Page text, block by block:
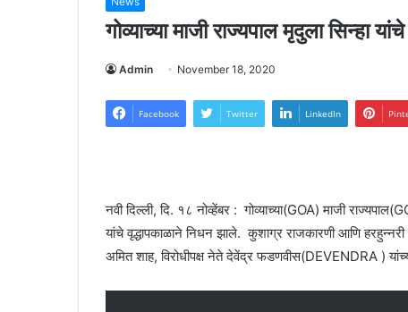
गोव्याच्या माजी राज्यपाल मृदुला सिन्हा
Admin November 18, 2020
Facebook Twitter LinkedIn
नवी दिल्ली, दि. १८ नोव्हेंबर : गोव्याच्या(GOA) माजी
यांचे वृद्धापकाळाने निधन झाले. कुशाग्र राजकारणी आणि
अमित शाह, विरोधीपक्ष नेते देवेंद्र फडणवीस(DEVENDRA )